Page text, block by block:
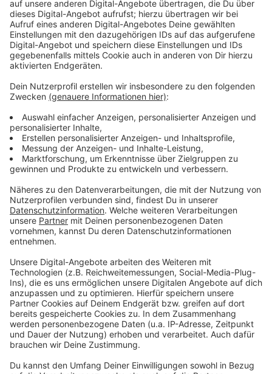
Im Nationalpark Eifel liegt Vogelsang IP
(Internationaler Platz). Ein geschichtsträchtiger Ort.
Einst Herberge von Nationalsozialisten ist Vogelsang
IP heute ein Museum, das sich in seiner
Dauerausstellung mit jungen Männern befasst, die hier
ausgebildet wurden. 2012 wurden hier Szenen für den
über 300km lange Eifelsteig bietet eine Wanderung
zwischen Aachen und Trier.
Mehr Infos hieroderhier!
Anzeige
Dresden in der Wahner Heide
Anzeige
2006 dreht das ZDF den Zweiteiler-Kriegsfilm
„Dresden“. Als Kulisse dient u.a. die ehemalige
belgische Kaserne in Troisdorf in der Wahner Heide –
bekannt als Camp Spich. Heute gibt es hier den
Gastrobetrieb „Zur Heide“. Ein Mix aus Eventlocation,